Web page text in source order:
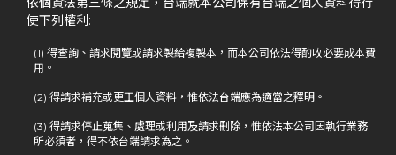
使下列權利:
(1) 得查詢、請求閱覽或請求製給複製本，而本公司依法得酌收必要成本費
用。
(2) 得請求補充或更正個人資料，惟依法台端應為適當之釋明。
(3) 得請求停止蒐集、處理或利用及請求刪除，惟依法本公司因執行業務
所必須者，得不依台端請求為之。